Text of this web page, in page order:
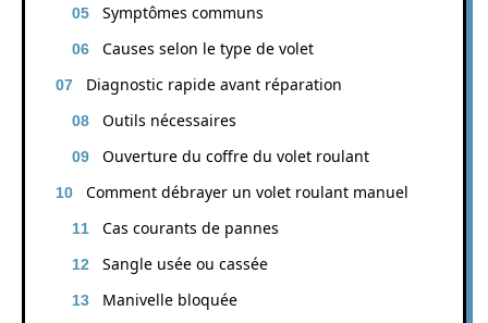
Symptômes communs
Causes selon le type de volet
Diagnostic rapide avant réparation
Outils nécessaires
Ouverture du coffre du volet roulant
Comment débrayer un volet roulant manuel
Cas courants de pannes
Sangle usée ou cassée
Manivelle bloquée